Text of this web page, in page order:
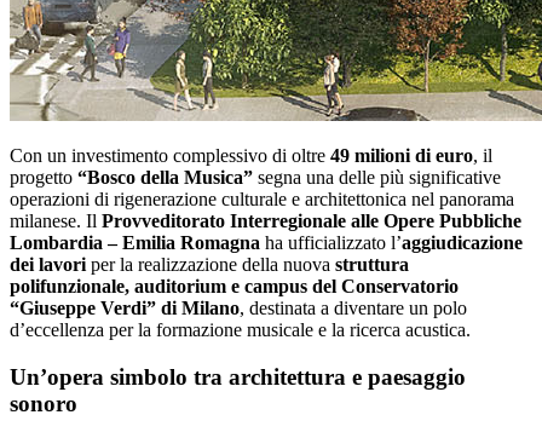
Con un investimento complessivo di oltre 49 milioni di euro, il
progetto “Bosco della Musica” segna una delle più significative
operazioni di rigenerazione culturale e architettonica nel panorama
milanese. Il Provveditorato Interregionale alle Opere Pubbliche
Lombardia – Emilia Romagna ha ufficializzato l’aggiudicazione
dei lavori per la realizzazione della nuova struttura
polifunzionale, auditorium e campus del Conservatorio
“Giuseppe Verdi” di Milano, destinata a diventare un polo
d’eccellenza per la formazione musicale e la ricerca acustica.
Un’opera simbolo tra architettura e paesaggio
sonoro